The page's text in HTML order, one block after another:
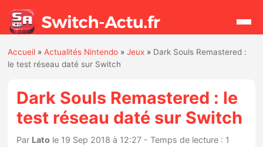
Actualités
Jeux
Accueil »Actualités Nintendo »Jeux » Dark Souls Remastered :
le test réseau daté sur Switch
Dark Souls Remastered : le
test réseau daté sur Switch
Par Lato le 19 Sep 2018 à 12:27 - Temps de lecture : 1